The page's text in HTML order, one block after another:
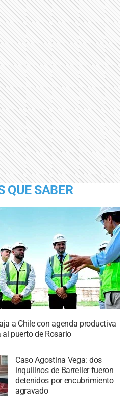
QUE SABER
a Chile con agenda productiva
puerto de Rosario
Caso Agostina Vega: dos
inquilinos de Barrelier fueron
detenidos por encubrimiento
agravado